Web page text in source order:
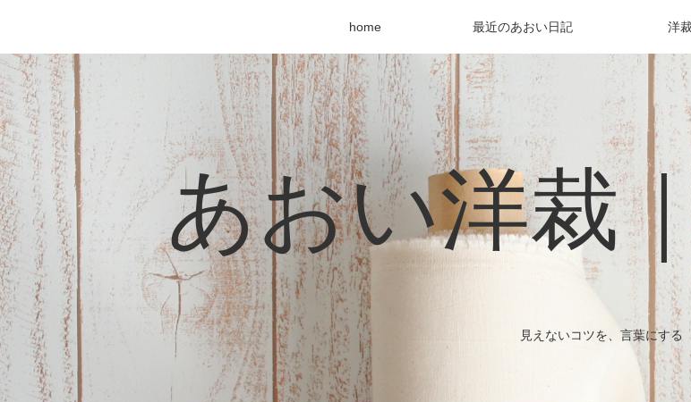
あおい洋裁
見えないコツを、言葉にする
home 最近のあおい日記 洋